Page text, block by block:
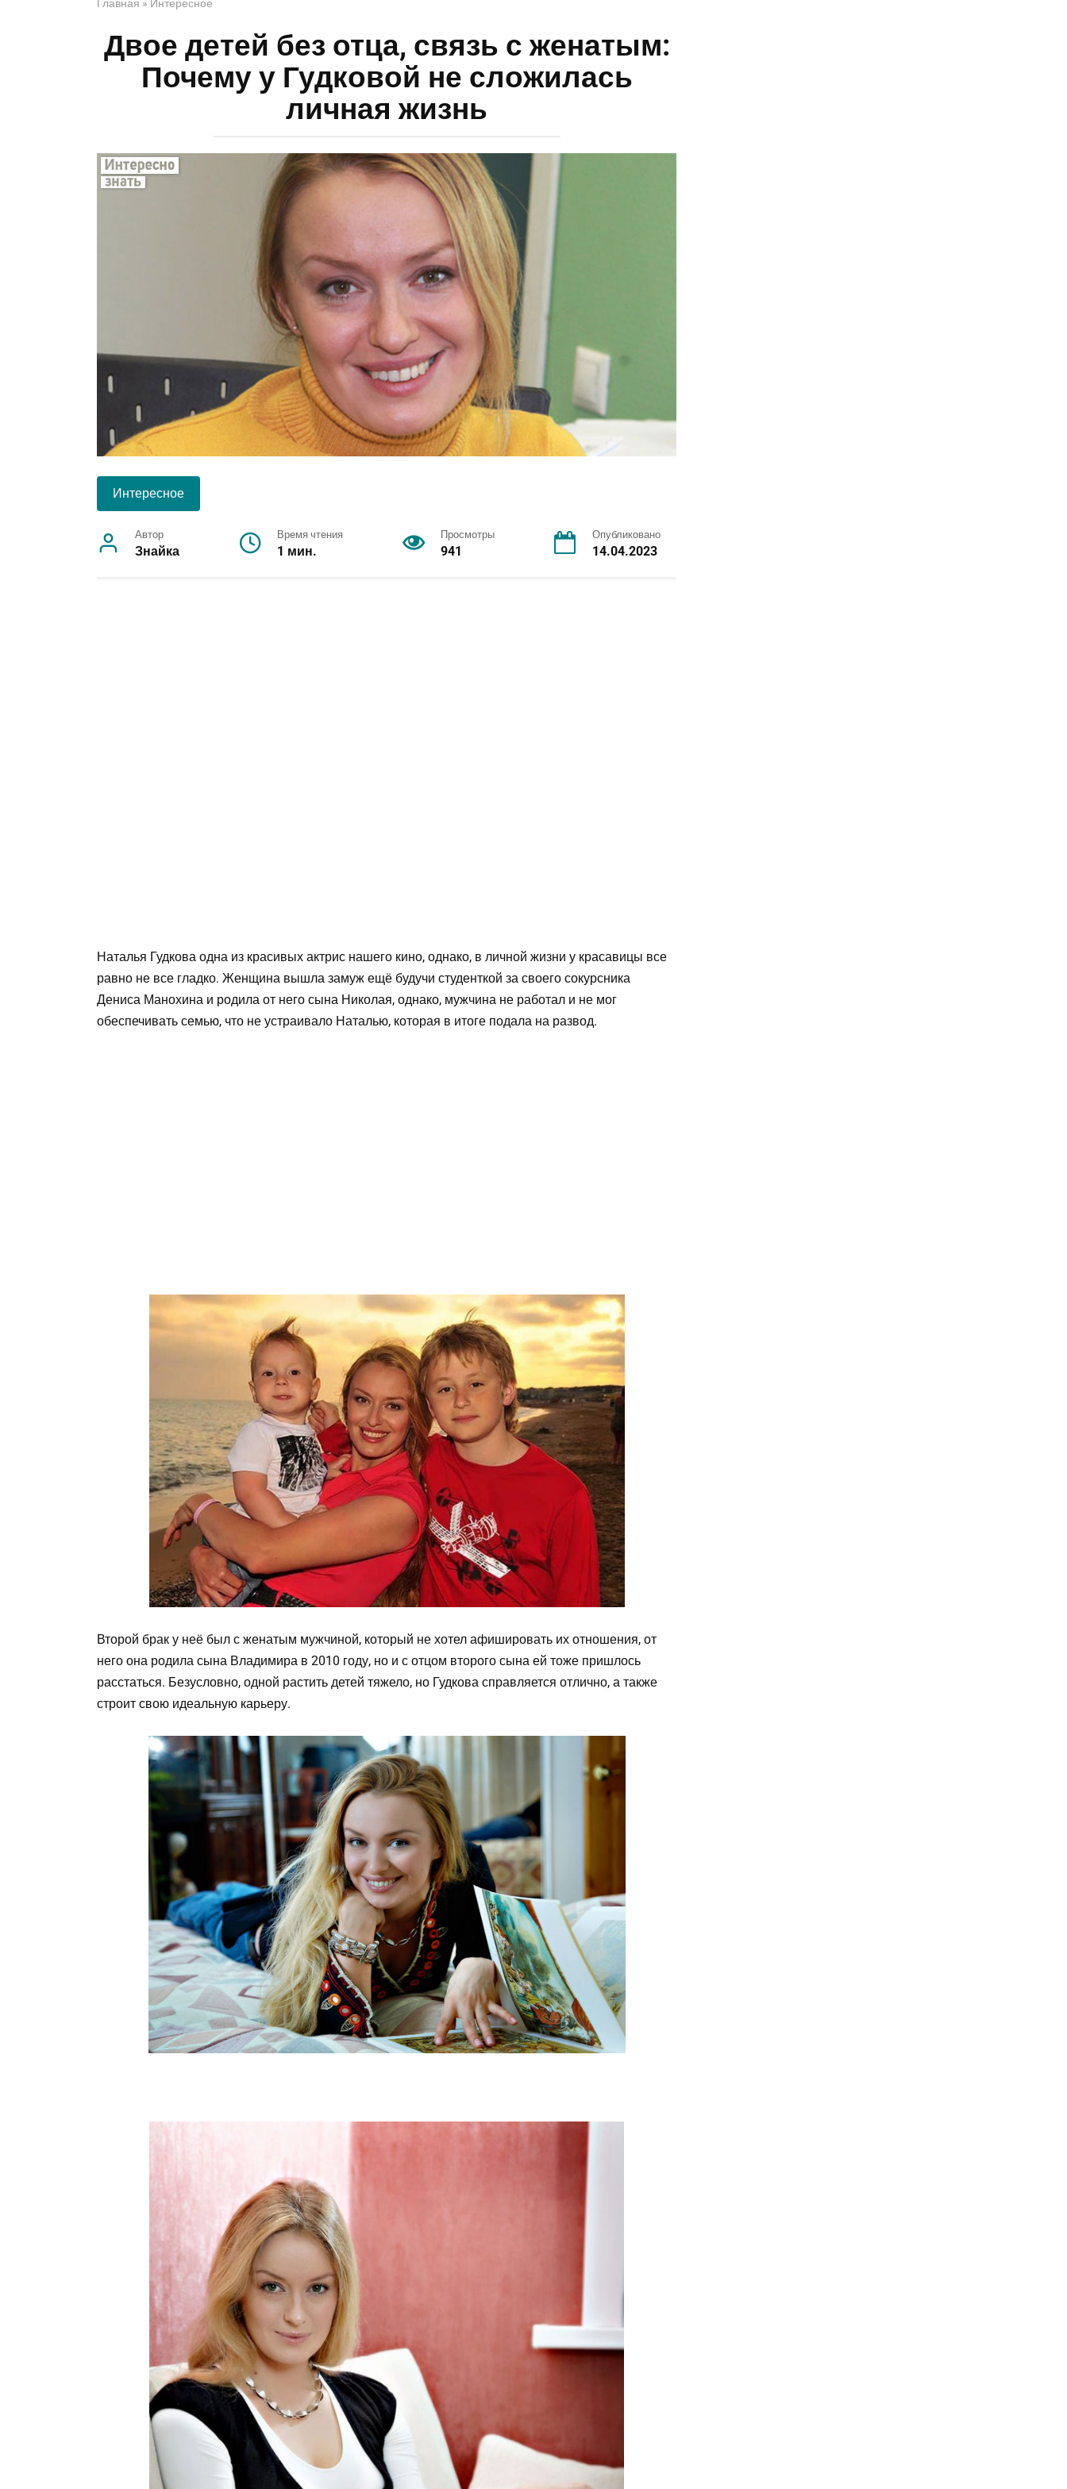
Главная » Интересное
Двое детей без отца, связь с женатым:
Почему у Гудковой не сложилась
личная жизнь
Интересное
Автор
Знайка
Время чтения
1 мин.
Просмотры
941
Опубликовано
14.04.2023
Наталья Гудкова одна из красивых актрис нашего кино, однако, в личной жизни у красавицы все
равно не все гладко. Женщина вышла замуж ещё будучи студенткой за своего сокурсника
Дениса Манохина и родила от него сына Николая, однако, мужчина не работал и не мог
обеспечивать семью, что не устраивало Наталью, которая в итоге подала на развод.
Второй брак у неё был с женатым мужчиной, который не хотел афишировать их отношения, от
него она родила сына Владимира в 2010 году, но и с отцом второго сына ей тоже пришлось
расстаться. Безусловно, одной растить детей тяжело, но Гудкова справляется отлично, а также
строит свою идеальную карьеру.